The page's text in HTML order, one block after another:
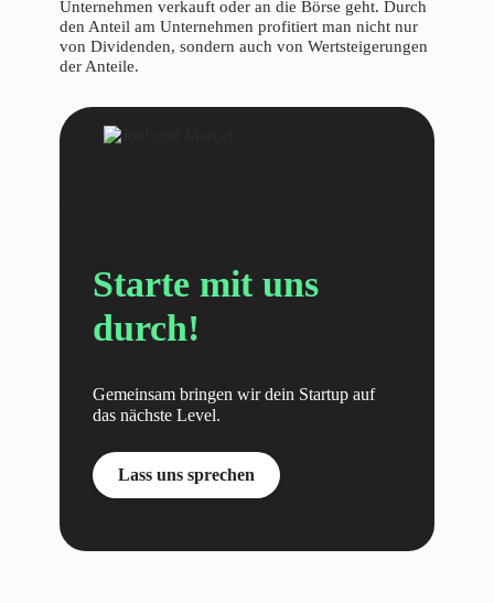
Unternehmen verkauft oder an die Börse geht. Durch
den Anteil am Unternehmen profitiert man nicht nur
von Dividenden, sondern auch von Wertsteigerungen
der Anteile.
Starte mit uns
durch!
Gemeinsam bringen wir dein Startup auf
das nächste Level.
Lass uns sprechen